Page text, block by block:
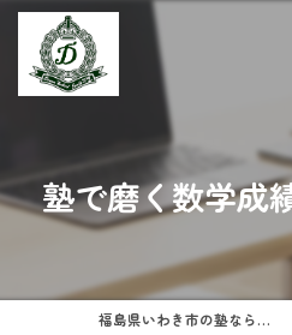
塾で磨く数学成
福島県いわき市の塾ならドリームスクール